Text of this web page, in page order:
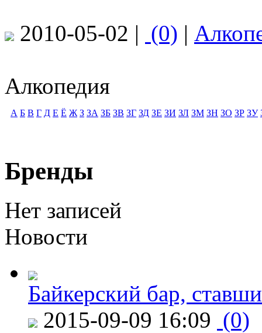
2010-05-02 | (0) |
Алкопедия
А Б В Г Д Е Ё Ж З ЗА ЗБ ЗВ ЗГ ЗД ЗЕ ЗИ ЗЛ ЗМ ЗН ЗО ЗР ЗУ
Бренды
Нет записей
Новости
Байкерский бар,
2015-09-09 16:09 (0)